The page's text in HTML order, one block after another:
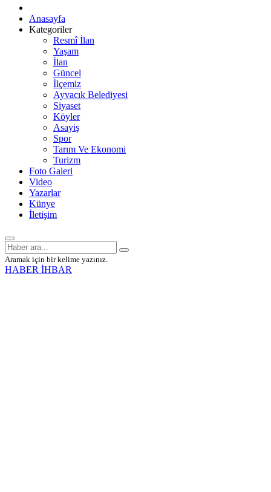
Anasayfa
Kategoriler
Resmî İlan
Yaşam
İlan
Güncel
İlçemiz
Ayvacık Belediyesi
Siyaset
Köyler
Asayiş
Spor
Tarım Ve Ekonomi
Turizm
Foto Galeri
Video
Yazarlar
Künye
İletişim
Aramak için bir kelime yazınız.
HABER İHBAR